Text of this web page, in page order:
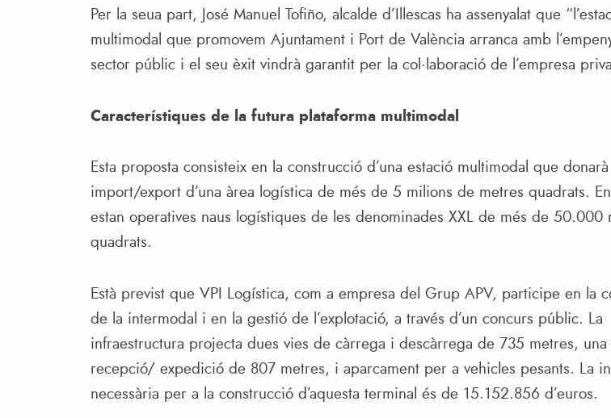
Per la seua part, José Manuel Tofiño, alcalde d’Illescas ha assenyalat que
multimodal que promovem Ajuntament i Port de València arranca amb
sector públic i el seu èxit vindrà garantit per la col·laboració de l’empresa
Característiques de la futura plataforma multimodal
Esta proposta consisteix en la construcció d’una estació multimodal que donarà
import/export d’una àrea logística de més de 5 milions de metres quadrats.
estan operatives naus logístiques de les denominades XXL de més de 50.000
quadrats.
Està previst que VPI Logística, com a empresa del Grup APV, participe en la
de la intermodal i en la gestió de l’explotació, a través d’un concurs públic. La
infraestructura projecta dues vies de càrrega i descàrrega de 735 metres, una
recepció/ expedició de 807 metres, i aparcament per a vehicles pesants. La
necessària per a la construcció d’aquesta terminal és de 15.152.856 d’euros.